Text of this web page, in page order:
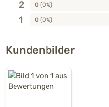
2 0 (0%)
1 0 (0%)
Kundenbilder